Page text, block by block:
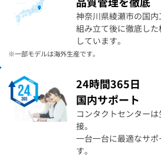
神奈川県綾瀬市の国内
組み立て後に徹底し
しています。
※一部モデルは海外生産です。
24時間365日
国内サポート
コンタクトセンター
接。
一台一台に最適なサ
す。